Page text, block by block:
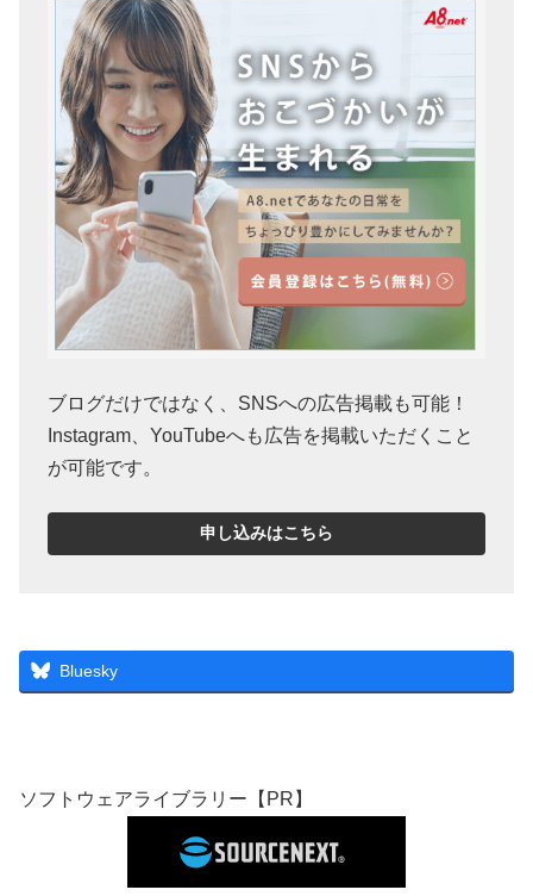
ブログだけではなく、SNSへの広告掲載も可能！
Instagram、YouTubeへも広告を掲載いただくこと
が可能です。
申し込みはこちら
Bluesky
ソフトウェアライブラリー【PR】